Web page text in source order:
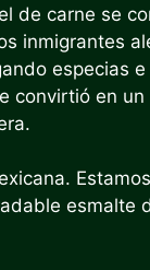
de carne se
inmigrantes
especias
convirtió en
esmalte